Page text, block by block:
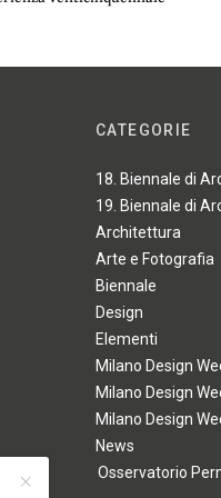
CATEGORIE
18. Biennale di
19. Biennale di
Architettura
Arte e Fotografia
Biennale
Design
Elementi
Milano Design
Milano Design
Milano Design
News
Osservatorio